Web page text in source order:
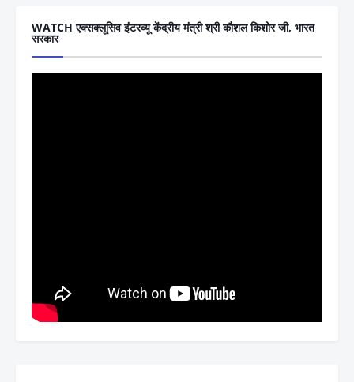
WATCH एक्सक्लूसिव इंटरव्यू केंद्रीय मंत्री श्री कौशल किशोर जी, भारत
सरकार